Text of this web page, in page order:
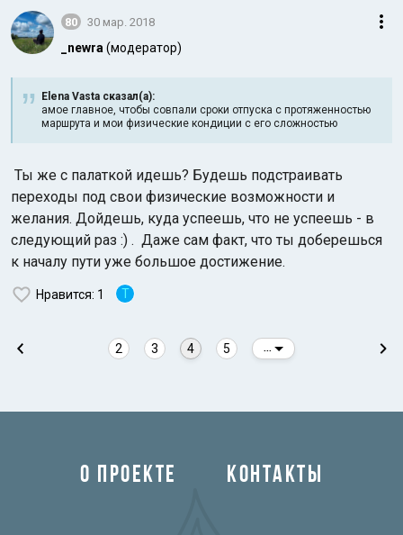
80 30 мар. 2018
_newra (модератор)
Elena Vasta сказал(а):
амое главное, чтобы совпали сроки отпуска с протяженностью
маршрута и мои физические кондиции с его сложностью
Ты же с палаткой идешь? Будешь подстраивать
переходы под свои физические возможности и
желания. Дойдешь, куда успеешь, что не успеешь - в
следующий раз :) . Даже сам факт, что ты доберешься
к началу пути уже большое достижение.
Нравится: 1 T
2 3 4 5
О ПРОЕКТЕ КОНТАКТЫ